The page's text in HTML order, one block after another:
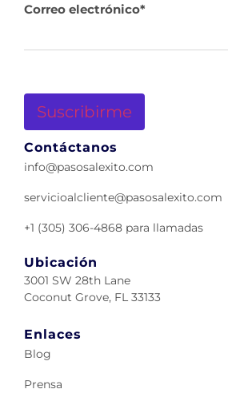
Correo electrónico*
Suscribirme
Contáctanos
info@pasosalexito.com
servicioalcliente@pasosalexito.com
+1 (305) 306-4868 para llamadas
Ubicación
3001 SW 28th Lane
Coconut Grove, FL 33133
Enlaces
Blog
Prensa